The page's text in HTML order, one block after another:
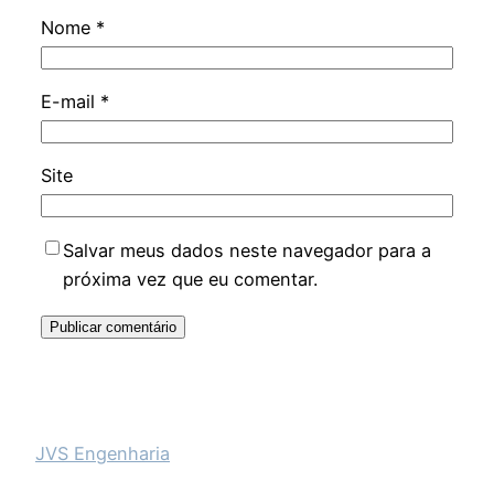
Nome *
E-mail *
Site
Salvar meus dados neste navegador para a
próxima vez que eu comentar.
JVS Engenharia